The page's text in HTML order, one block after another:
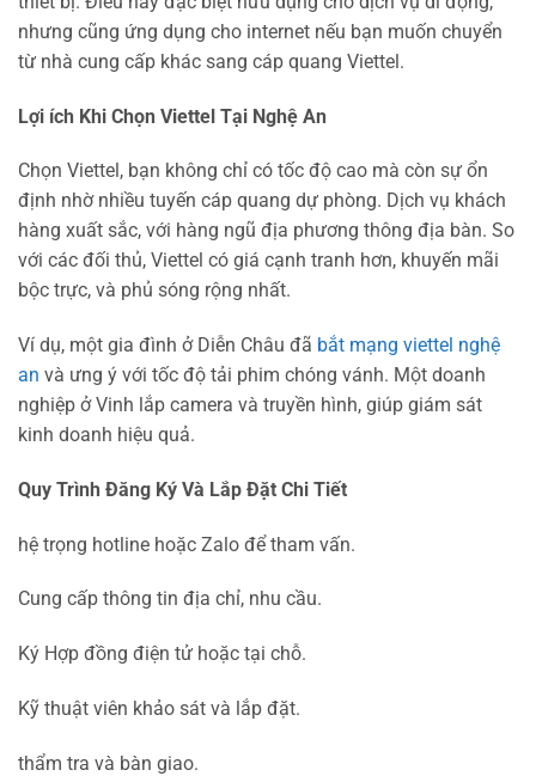
nhưng cũng ứng dụng cho internet nếu bạn muốn chuyển
từ nhà cung cấp khác sang cáp quang Viettel.
Lợi ích Khi Chọn Viettel Tại Nghệ An
Chọn Viettel, bạn không chỉ có tốc độ cao mà còn sự ổn
định nhờ nhiều tuyến cáp quang dự phòng. Dịch vụ khách
hàng xuất sắc, với hàng ngũ địa phương thông địa bàn. So
với các đối thủ, Viettel có giá cạnh tranh hơn, khuyến mãi
bộc trực, và phủ sóng rộng nhất.
Ví dụ, một gia đình ở Diễn Châu đã bắt mạng viettel nghệ
an và ưng ý với tốc độ tải phim chóng vánh. Một doanh
nghiệp ở Vinh lắp camera và truyền hình, giúp giám sát
kinh doanh hiệu quả.
Quy Trình Đăng Ký Và Lắp Đặt Chi Tiết
hệ trọng hotline hoặc Zalo để tham vấn.
Cung cấp thông tin địa chỉ, nhu cầu.
Ký Hợp đồng điện tử hoặc tại chỗ.
Kỹ thuật viên khảo sát và lắp đặt.
thẩm tra và bàn giao.